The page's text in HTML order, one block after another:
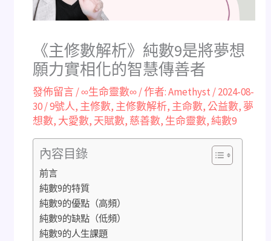
《主修數解析》純數9是將夢想
願力實相化的智慧傳善者
發佈留言/∞生命靈數∞/ 作者:Amethyst /2024-08-
30/9號人, 主修數, 主修數解析, 主命數, 公益數, 夢
想數, 大愛數, 天賦數, 慈善數, 生命靈數,純數9
內容目錄
前言
純數9的特質
純數9的優點（高頻）
純數9的缺點（低頻）
純數9的人生課題